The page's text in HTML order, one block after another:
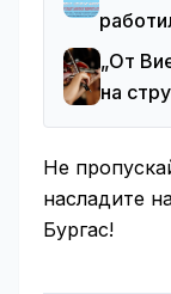
„От
на
Не
насладите
Бургас!